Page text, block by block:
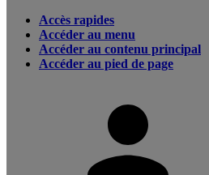
Accès rapides
Accéder au menu
Accéder au contenu principal
Accéder au pied de page